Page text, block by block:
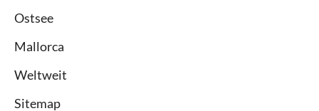
Ostsee
Mallorca
Weltweit
Sitemap